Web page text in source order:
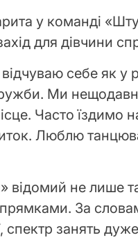
у команді
для дівчини
себе як у
Ми
Часто
Люблю
відомий не лише
За
спектр занять